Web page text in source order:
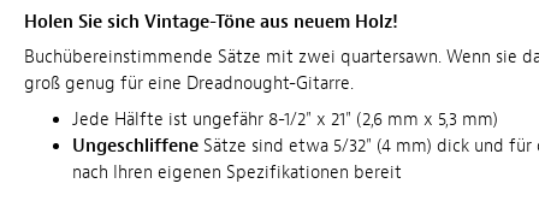
Holen Sie sich Vintage-Töne aus neuem Holz!
Buchübereinstimmende Sätze mit zwei quartersawn. Wenn sie
groß genug für eine Dreadnought-Gitarre.
Jede Hälfte ist ungefähr 8-1/2" x 21" (2,6 mm x 5,3 mm)
Ungeschliffene Sätze sind etwa 5/32" (4 mm) dick und für
nach Ihren eigenen Spezifikationen bereit